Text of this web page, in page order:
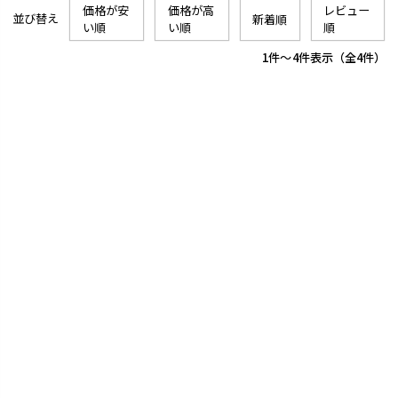
並び替え
価格が安
い順
価格が高
い順
新着順
レビュー
順
4
1 -4件表示